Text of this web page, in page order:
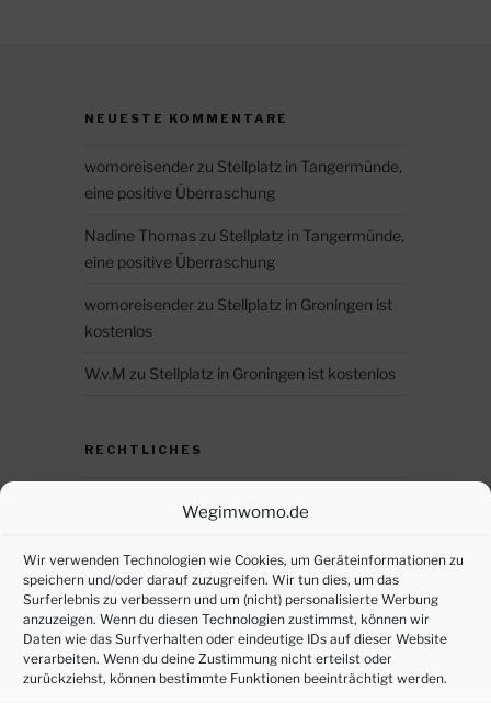
Wegimwomo.de
Wir verwenden Technologien wie Cookies, um Geräteinformationen zu
speichern und/oder darauf zuzugreifen. Wir tun dies, um das
Surferlebnis zu verbessern und um (nicht) personalisierte Werbung
anzuzeigen. Wenn du diesen Technologien zustimmst, können wir
Daten wie das Surfverhalten oder eindeutige IDs auf dieser Website
verarbeiten. Wenn du deine Zustimmung nicht erteilst oder
zurückziehst, können bestimmte Funktionen beeinträchtigt werden.
NEUESTE KOMMENTARE
womoreisenderzu Stellplatz in Tangermünde,
eine positive Überraschung
Nadine Thomaszu Stellplatz in Tangermünde,
eine positive Überraschung
womoreisenderzu Stellplatz in Groningen ist
kostenlos
W.v.M zu Stellplatz in Groningen ist kostenlos
RECHTLICHES
Impressum
Cookie-Richtlinie (EU)